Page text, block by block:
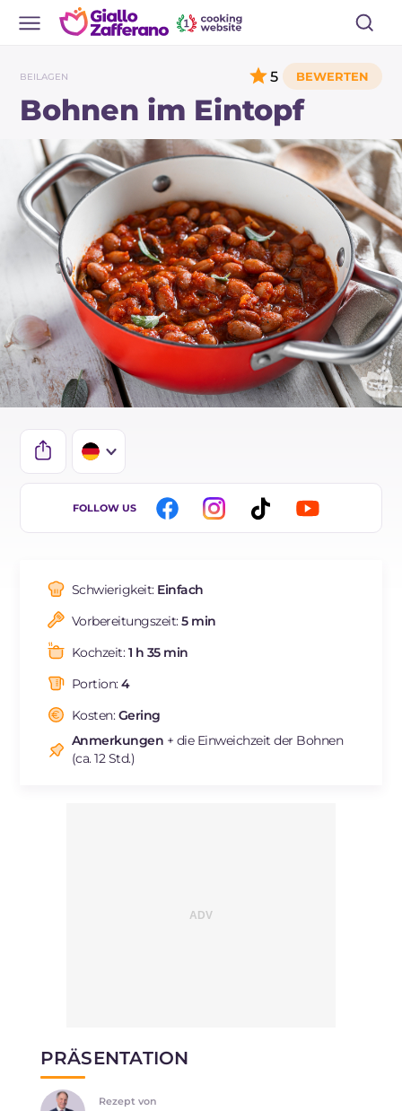
BEILAGEN
Bohnen im Eintopf
5
IT
BR
NL
FOLLOW US
Schwierigkeit: Einfach
Vorbereitungszeit:5 min
Kochzeit:1 h 35 min
Portion:4
Kosten:Gering
Anmerkungen + die Einweichzeit der Bohnen
(ca. 12 Std.)
PRÄSENTATION
Rezept von